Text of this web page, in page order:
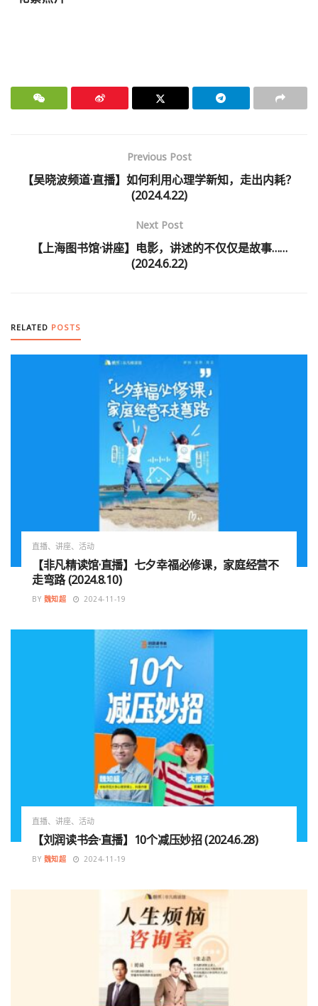
Previous Post
【吴晓波频道·直播】如何利用心理学新知，走出内耗？
(2024.4.22)
Next Post
【上海图书馆·讲座】电影，讲述的不仅仅是故事……
(2024.6.22)
RELATED POSTS
直播、讲座、活动
【非凡精读馆·直播】七夕幸福必修课，家庭经营不
走弯路 (2024.8.10)
BY 魏知超 2024-11-19
直播、讲座、活动
【刘润读书会·直播】10个减压妙招 (2024.6.28)
BY 魏知超 2024-11-19